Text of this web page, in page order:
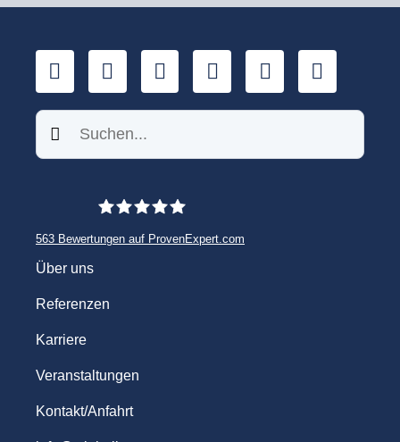
LinkedInYouTube
Xing Facebook
Twitter
Suchen
563 Bewertungen auf ProvenExpert.com
Über uns
Referenzen
Karriere
Veranstaltungen
Kontakt/Anfahrt